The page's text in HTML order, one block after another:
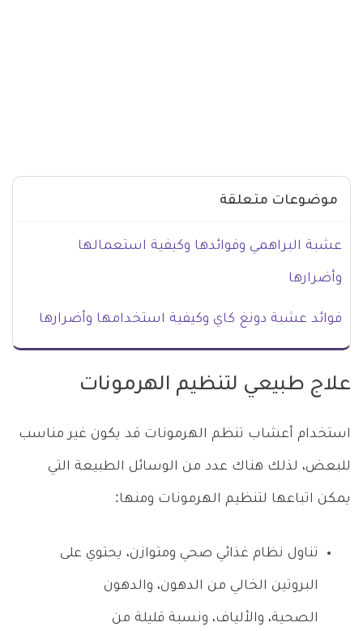
موضوعات متعلقة
عشبة البراهمي وفوائدها وكيفية استعمالها
وأضرارها
فوائد عشبة دونغ كاي وكيفية استخدامها وأضرارها
علاج طبيعي لتنظيم الهرمونات
استخدام أعشاب تنظم الهرمونات قد يكون غير مناسب
للبعض، لذلك هناك عدد من الوسائل الطبيعة التي
يمكن اتباعها لتنظيم الهرمونات ومنها:
تناول نظام غذائي صحي ومتوازن، يحتوي على
البروتين الخالي من الدهون، والدهون
الصحية، والألياف، ونسبة قليلة من